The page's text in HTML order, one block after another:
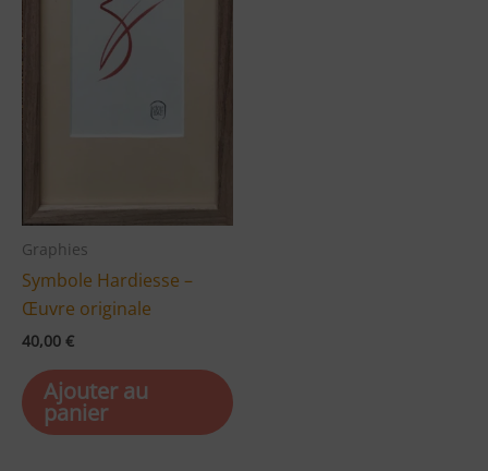
Graphies
Symbole Hardiesse –
Œuvre originale
40,00 €
Ajouter au
panier